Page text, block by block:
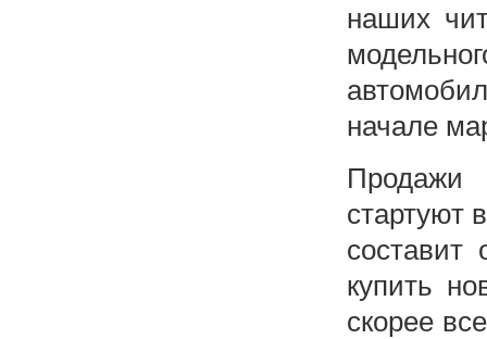
наших
начале
стартуют
купить
скорее